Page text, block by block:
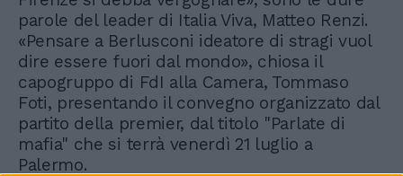
parole del leader di Italia Viva, Matteo Renzi.
«Pensare a Berlusconi ideatore di stragi vuol
dire essere fuori dal mondo», chiosa il
capogruppo di FdI alla Camera, Tommaso
Foti, presentando il convegno organizzato dal
partito della premier, dal titolo "Parlate di
mafia" che si terrà venerdì 21 luglio a
Palermo.